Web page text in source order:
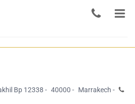
Bp 12338 - 40000 - Marrakech -